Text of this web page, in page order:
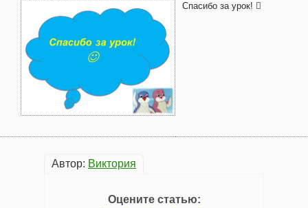
Спасибо за урок! 
Автор: Виктория
Оцените статью: